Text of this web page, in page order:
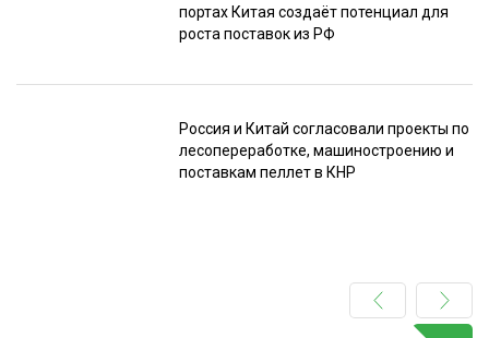
портах Китая создаёт потенциал для
роста поставок из РФ
Россия и Китай согласовали проекты по
лесопереработке, машиностроению и
поставкам пеллет в КНР